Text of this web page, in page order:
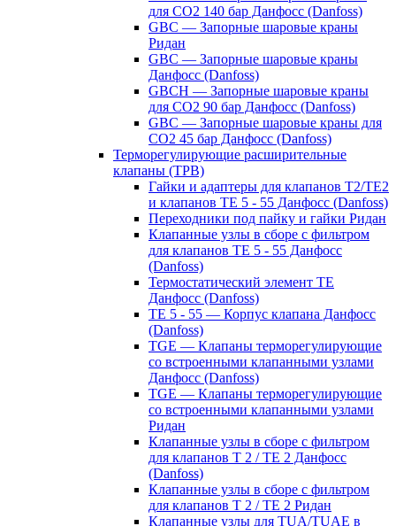
для CO2 140 бар Данфосс (Danfoss)
GBC — Запорные шаровые краны
Ридан
GBC — Запорные шаровые краны
Данфосс (Danfoss)
GBCH — Запорные шаровые краны
для CO2 90 бар Данфосс (Danfoss)
GBC — Запорные шаровые краны для
CO2 45 бар Данфосс (Danfoss)
Терморегулирующие расширительные
клапаны (ТРВ)
Гайки и адаптеры для клапанов T2/TE2
и клапанов TE 5 - 55 Данфосс (Danfoss)
Переходники под пайку и гайки Ридан
Клапанные узлы в сборе с фильтром
для клапанов TE 5 - 55 Данфосс
(Danfoss)
Термостатический элемент TE
Данфосс (Danfoss)
TE 5 - 55 — Корпус клапана Данфосс
(Danfoss)
TGE — Клапаны терморегулирующие
со встроенными клапанными узлами
Данфосс (Danfoss)
TGE — Клапаны терморегулирующие
со встроенными клапанными узлами
Ридан
Клапанные узлы в сборе с фильтром
для клапанов T 2 / TE 2 Данфосс
(Danfoss)
Клапанные узлы в сборе с фильтром
для клапанов T 2 / TE 2 Ридан
Клапанные узлы для TUA/TUAE в